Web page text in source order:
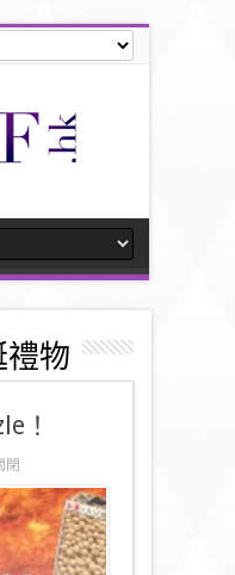
禮物
！
閉